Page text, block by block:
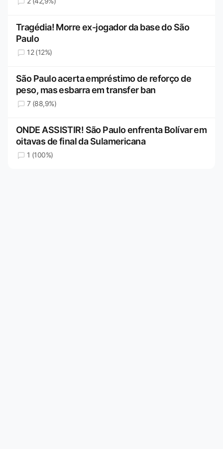
Tragédia! Morre ex-jogador da base do São
Paulo
12 (12%)
São Paulo acerta empréstimo de reforço de
peso, mas esbarra em transfer ban
7 (88,9%)
ONDE ASSISTIR! São Paulo enfrenta Bolívar em
oitavas de final da Sulamericana
1 (100%)